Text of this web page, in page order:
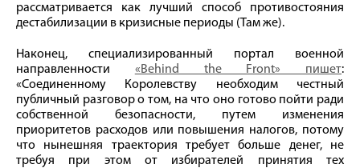
рассматривается как лучший способ противостояния
дестабилизации в кризисные периоды (Там же).
Наконец, специализированный портал военной
направленности «Behind the Front» пишет:
«Соединенному Королевству необходим честный
публичный разговор о том, на что оно готово пойти ради
собственной безопасности, путем изменения
приоритетов расходов или повышения налогов, потому
что нынешняя траектория требует больше денег, не
требуя при этом от избирателей принятия тех